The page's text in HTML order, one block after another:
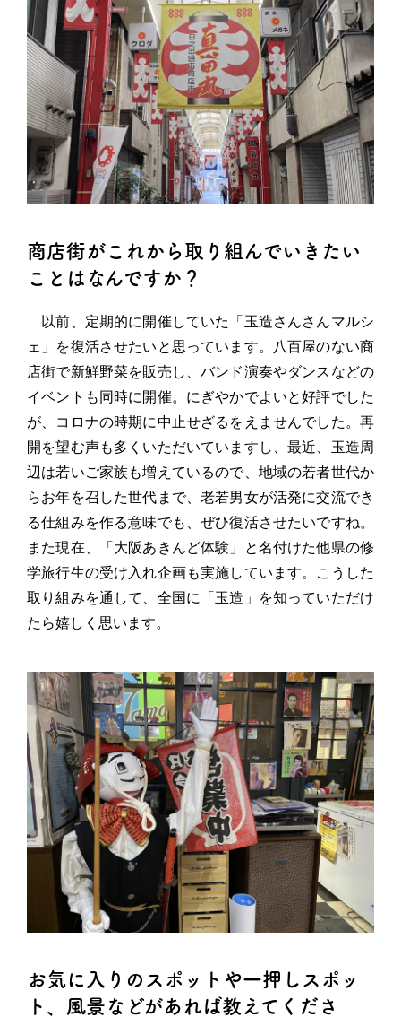
商店街がこれから取り組んでいきたい
ことはなんですか？
以前、定期的に開催していた「玉造さんさんマルシ
ェ」を復活させたいと思っています。八百屋のない商
店街で新鮮野菜を販売し、バンド演奏やダンスなどの
イベントも同時に開催。にぎやかでよいと好評でした
が、コロナの時期に中止せざるをえませんでした。再
開を望む声も多くいただいていますし、最近、玉造周
辺は若いご家族も増えているので、地域の若者世代か
らお年を召した世代まで、老若男女が活発に交流でき
る仕組みを作る意味でも、ぜひ復活させたいですね。
また現在、「大阪あきんど体験」と名付けた他県の修
学旅行生の受け入れ企画も実施しています。こうした
取り組みを通して、全国に「玉造」を知っていただけ
たら嬉しく思います。
お気に入りのスポットや一押しスポッ
ト、風景などがあれば教えてくださ